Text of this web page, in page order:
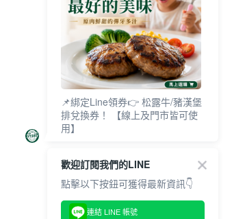
📌綁定Line領券👉 松露牛/豬漢堡
排兌換券！ 【線上及門市皆可使
用】
歡迎訂閱我們的LINE
點擊以下按鈕可獲得最新資訊👇
連結 LINE 帳號